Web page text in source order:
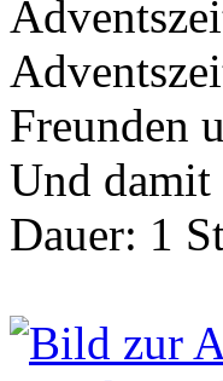
Freunden
Und damit
Dauer: 1